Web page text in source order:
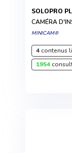
SOLOPRO
CAMÉRA
MINICAM®
4contenus
1954